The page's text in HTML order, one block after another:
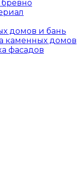
домов и бань
каменных домов
фасадов